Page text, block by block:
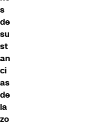
s
de
su
st
an
ci
as
de
la
zo